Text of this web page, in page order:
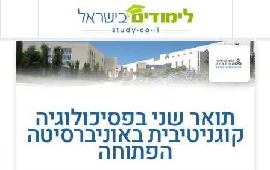
תואר שני בפסיכולוגיה
קוגניטיבית באוניברסיטה
הפתוחה